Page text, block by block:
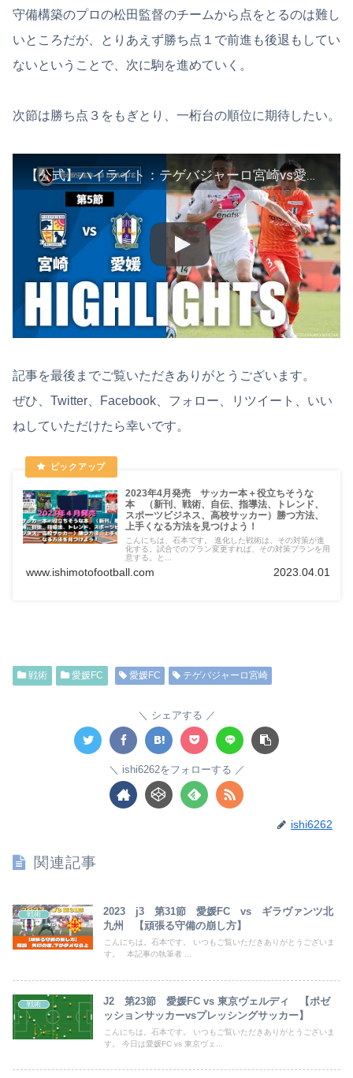
守備構築のプロの松田監督のチームから点をとるのは難し
いところだが、とりあえず勝ち点１で前進も後退もしてい
ないということで、次に駒を進めていく。
次節は勝ち点３をもぎとり、一桁台の順位に期待したい。
【公式】ハイライト：テゲバジャーロ宮崎vs愛媛ＦＣ 明治安田生命Ｊ３リーグ 第5節 2023/4/2
記事を最後までご覧いただきありがとうございます。
ぜひ、Twitter、Facebook、フォロー、リツイート、いい
ねしていただけたら幸いです。
2023年4月発売 サッカー本＋役立ちそうな
本 （新刊、戦術、自伝、指導法、トレンド、
スポーツビジネス、高校サッカー）勝つ方法、
上手くなる方法を見つけよう！
こんにちは、石本です。 進化した戦術は、その対策が進
化する。試合でのプラン変更すれば、その対策プランを用
意する。と...
www.ishimotofootball.com 2023.04.01
戦術 愛媛FC 愛媛FC テゲバジャーロ宮崎
シェアする
ishi6262をフォローする
ishi6262
関連記事
戦術
2023 j3 第31節 愛媛FC vs ギラヴァンツ北
九州 【頑張る守備の崩し方】
こんにちは。石本です。 いつもご覧いただきありがとうございま
す。 本記事の執筆者 ...
戦術
J2 第23節 愛媛FC vs 東京ヴェルディ 【ポゼ
ッションサッカーvsプレッシングサッカー】
こんにちは。石本です。 いつもご覧いただきありがとうございま
す。 今日は愛媛FC vs 東京ヴェ...